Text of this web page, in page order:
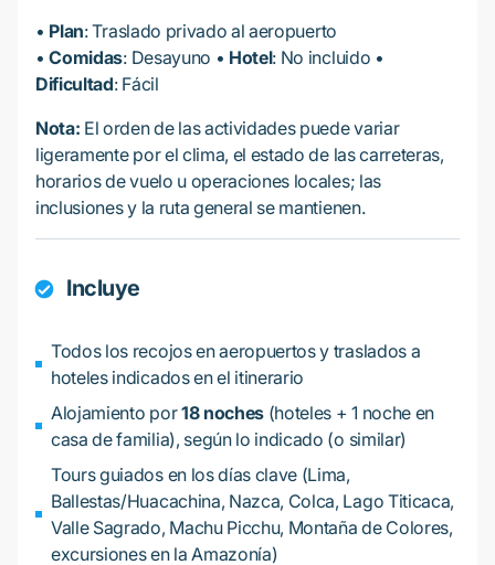
• Plan: Traslado privado al aeropuerto
•Comidas: Desayuno • Hotel: No incluido •
Dificultad: Fácil
Nota: El orden de las actividades puede variar
ligeramente por el clima, el estado de las carreteras,
horarios de vuelo u operaciones locales; las
inclusiones y la ruta general se mantienen.
Incluye
Todos los recojos en aeropuertos y traslados a
hoteles indicados en el itinerario
Alojamiento por18 noches (hoteles + 1 noche en
casa de familia), según lo indicado (o similar)
Tours guiados en los días clave (Lima,
Ballestas/Huacachina, Nazca, Colca, Lago Titicaca,
Valle Sagrado, Machu Picchu, Montaña de Colores,
excursiones en la Amazonía)